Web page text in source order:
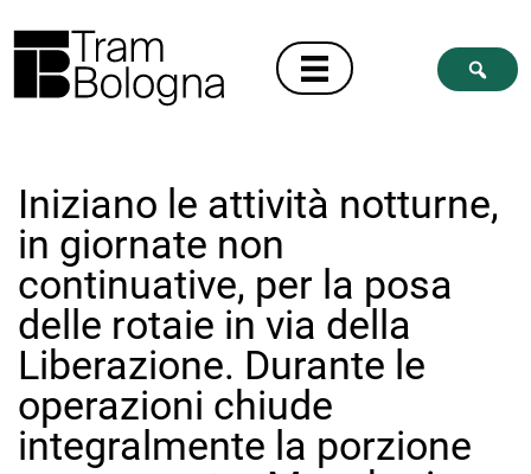
Iniziano le attività notturne,
in giornate non
continuative, per la posa
delle rotaie in via della
Liberazione. Durante le
operazioni chiude
integralmente la porzione